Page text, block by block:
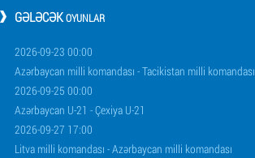
GƏLƏCƏKOYUNLAR
2026-09-23 00:00
Azərbaycan milli komandası - Tacikistan milli komandası
2026-09-25 00:00
Azərbaycan U-21 - Çexiya U-21
2026-09-27 17:00
Litva milli komandası - Azərbaycan milli komandası